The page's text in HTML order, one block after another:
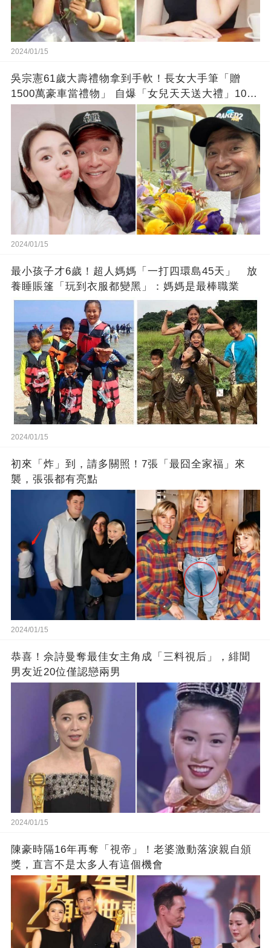
2024/01/15
吳宗憲61歲大壽禮物拿到手軟！長女大手筆「贈
1500萬豪車當禮物」 自爆「女兒天天送大禮」10年
徒弟也不甘示弱!
2024/01/15
最小孩子才6歲！超人媽媽「一打四環島45天」 放
養睡賬篷「玩到衣服都變黑」：媽媽是最棒職業
2024/01/15
初來「炸」到，請多關照！7張「最囧全家福」來
襲，張張都有亮點
2024/01/15
恭喜！佘詩曼奪最佳女主角成「三料視后」，緋聞
男友近20位僅認戀兩男
2024/01/15
陳豪時隔16年再奪「視帝」！老婆激動落淚親自頒
獎，直言不是太多人有這個機會